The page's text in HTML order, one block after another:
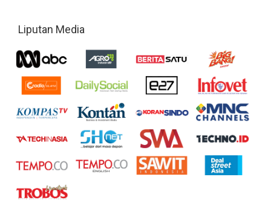
Liputan Media